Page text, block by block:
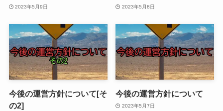
2023年5月9日 2023年5月8日
今後の運営方針について[そ
の2]
今後の運営方針について
2023年5月7日